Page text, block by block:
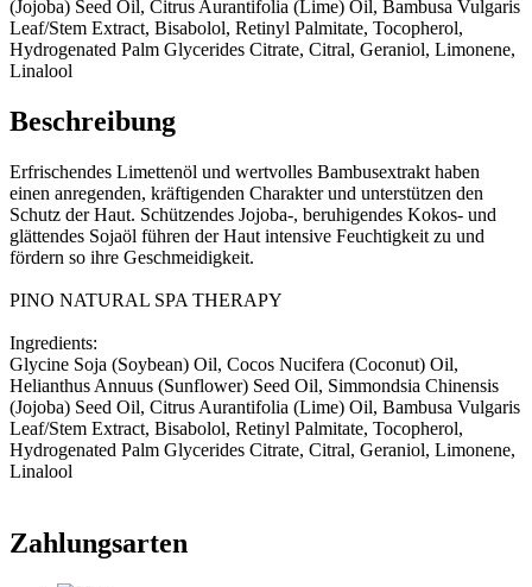
(Jojoba) Seed Oil, Citrus Aurantifolia (Lime) Oil, Bambusa Vulgaris
Leaf/Stem Extract, Bisabolol, Retinyl Palmitate, Tocopherol,
Hydrogenated Palm Glycerides Citrate, Citral, Geraniol, Limonene,
Linalool
Beschreibung
Erfrischendes Limettenöl und wertvolles Bambusextrakt haben
einen anregenden, kräftigenden Charakter und unterstützen den
Schutz der Haut. Schützendes Jojoba-, beruhigendes Kokos- und
glättendes Sojaöl führen der Haut intensive Feuchtigkeit zu und
fördern so ihre Geschmeidigkeit.
PINO NATURAL SPA THERAPY
Ingredients:
Glycine Soja (Soybean) Oil, Cocos Nucifera (Coconut) Oil,
Helianthus Annuus (Sunflower) Seed Oil, Simmondsia Chinensis
(Jojoba) Seed Oil, Citrus Aurantifolia (Lime) Oil, Bambusa Vulgaris
Leaf/Stem Extract, Bisabolol, Retinyl Palmitate, Tocopherol,
Hydrogenated Palm Glycerides Citrate, Citral, Geraniol, Limonene,
Linalool
Zahlungsarten